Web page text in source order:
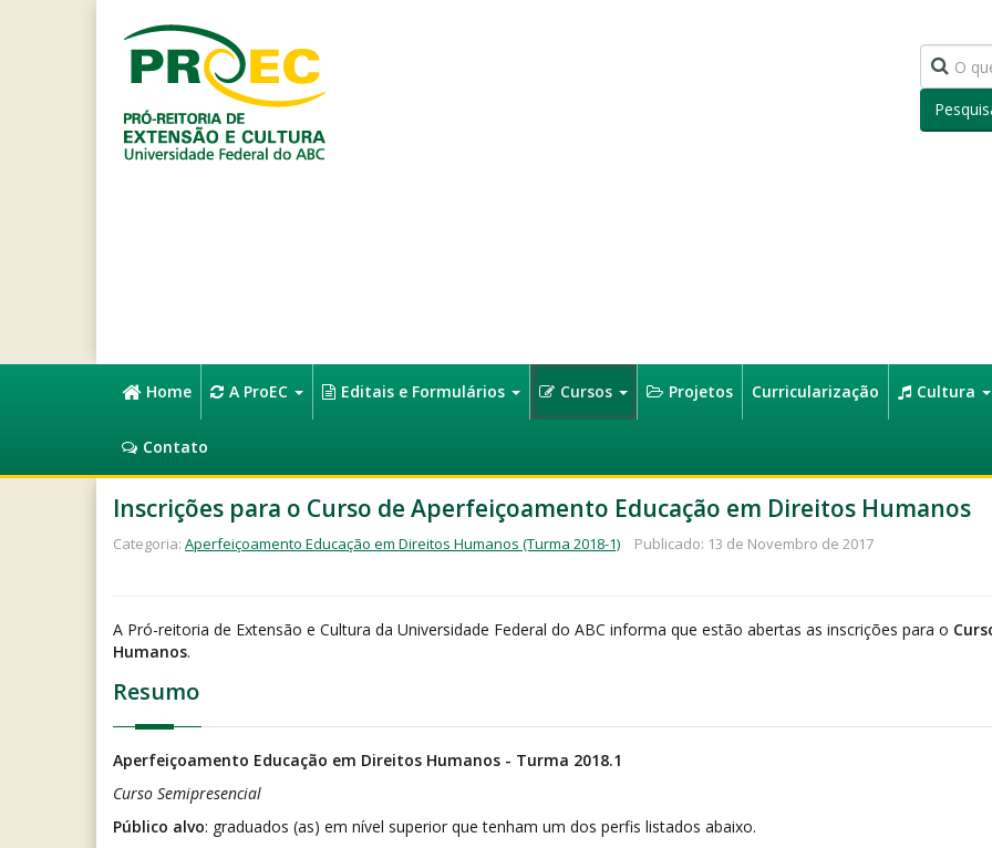
Home A ProEC Editais e Formulários Cursos Projetos Curricularização Cultura
Contato
Inscrições para o Curso de Aperfeiçoamento Educação em Direitos Humanos
Categoria: Aperfeiçoamento Educação em Direitos Humanos (Turma 2018-1) Publicado: 13 de Novembro de 2017
A Pró-reitoria de Extensão e Cultura da Universidade Federal do ABC informa que estão abertas as inscrições para o
Humanos.
Resumo
Aperfeiçoamento Educação em Direitos Humanos - Turma 2018.1
Curso Semipresencial
Público alvo: graduados (as) em nível superior que tenham um dos perfis listados abaixo.